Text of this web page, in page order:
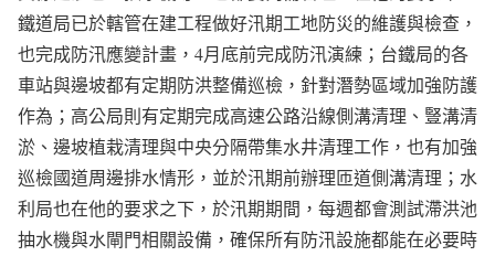
鐵道局已於轄管在建工程做好汛期工地防災的維護與檢查，
也完成防汛應變計畫，4月底前完成防汛演練；台鐵局的各
車站與邊坡都有定期防洪整備巡檢，針對潛勢區域加強防護
作為；高公局則有定期完成高速公路沿線側溝清理、豎溝清
淤、邊坡植栽清理與中央分隔帶集水井清理工作，也有加強
巡檢國道周邊排水情形，並於汛期前辦理匝道側溝清理；水
利局也在他的要求之下，於汛期期間，每週都會測試滯洪池
抽水機與水閘門相關設備，確保所有防汛設施都能在必要時